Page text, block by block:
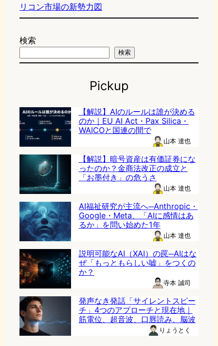
リコン市場の新勢力図
検索
検索
Pickup
【解説】AIのルールは誰が決める
のか｜EU AI Act・Pax Silica・
WAICOと国連の間で
山本 達也
【解説】暗号資産は有価証券にな
ったのか？金商法改正の成立と
「お墨付き」の危うさ
山本 達也
AI福祉研究が主流へ─Anthropic・
Google・Meta、「AIに感情はあ
るか」を問い始めた1年
山本 達也
説明可能なAI（XAI）の罠─AIはな
ぜ「もっともらしい嘘」をつくの
か？
寺本 誠司
発声なき発話「サイレントスピー
チ」4つのアプローチと現在地｜
筋電位、超音波、口唇読み、脳波
りょうとく